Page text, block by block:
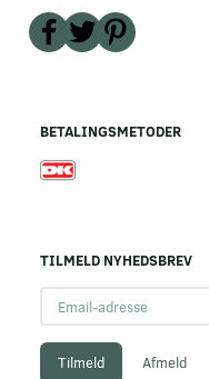
BETALINGSMETODER
TILMELD NYHEDSBREV
adresse
Tilmeld Afmeld